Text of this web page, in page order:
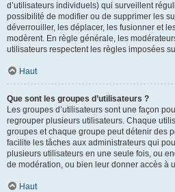
d’utilisateurs individuels) qui surveillent
possibilité de modifier ou de supprimer les
déverrouiller, les déplacer, les fusionner et
modèrent. En règle générale, les
utilisateurs respectent les règles imposées
Haut
Que sont les groupes d’utilisateurs ?
Les groupes d’utilisateurs sont une façon
regrouper plusieurs utilisateurs. Chaque
groupes et chaque groupe peut détenir des
facilite les tâches aux administrateurs qui
plusieurs utilisateurs en une seule fois, ou
de modération, ou bien leur donner accès à
Haut